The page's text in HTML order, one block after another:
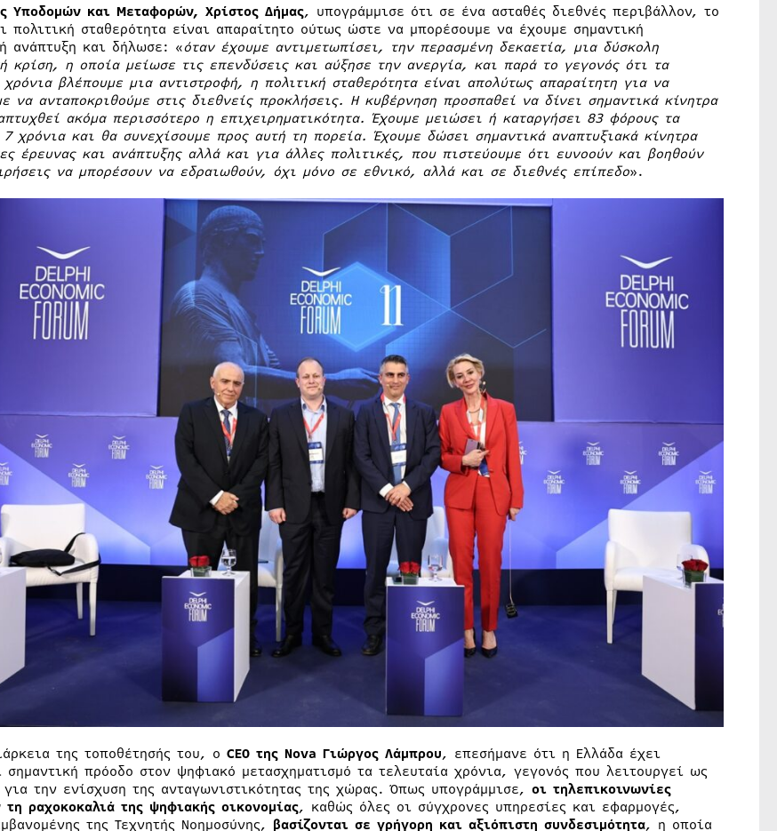
Υποδομών και Μεταφορών, Χρίστος Δήμας, υπογράμμισε ότι σε ένα ασταθές διεθνές περιβάλλον, το
πολιτική σταθερότητα είναι απαραίτητο ούτως ώστε να μπορέσουμε να έχουμε σημαντική
ανάπτυξη και δήλωσε: «όταν έχουμε αντιμετωπίσει, την περασμένη δεκαετία, μια δύσκολη
κρίση, η οποία μείωσε τις επενδύσεις και αύξησε την ανεργία, και παρά το γεγονός ότι τα
χρόνια βλέπουμε μια αντιστροφή, η πολιτική σταθερότητα είναι απολύτως απαραίτητη για να
να ανταποκριθούμε στις διεθνείς προκλήσεις. Η κυβέρνηση προσπαθεί να δίνει σημαντικά κίνητρα
ακόμα περισσότερο η επιχειρηματικότητα. Έχουμε μειώσει ή καταργήσει 83 φόρους τα
7 χρόνια και θα συνεχίσουμε προς αυτή τη πορεία. Έχουμε δώσει σημαντικά αναπτυξιακά κίνητρα
έρευνας και ανάπτυξης αλλά και για άλλες πολιτικές, που πιστεύουμε ότι ευνοούν και βοηθούν
να μπορέσουν να εδραιωθούν, όχι μόνο σε εθνικό, αλλά και σε διεθνές επίπεδο».
της τοποθέτησής του, ο CEOτης Nova Γιώργος Λάμπρου, επεσήμανε ότι η Ελλάδα έχει
σημαντική πρόοδο στον ψηφιακό μετασχηματισμό τα τελευταία χρόνια, γεγονός που λειτουργεί ως
για την ενίσχυση της ανταγωνιστικότητας της χώρας. Όπως υπογράμμισε, οι τηλεπικοινωνίες
τη ραχοκοκαλιά της ψηφιακής οικονομίας, καθώς όλες οι σύγχρονες υπηρεσίες και εφαρμογές,
της Τεχνητής Νοημοσύνης, βασίζονται σε γρήγορη και αξιόπιστη συνδεσιμότητα, η οποία